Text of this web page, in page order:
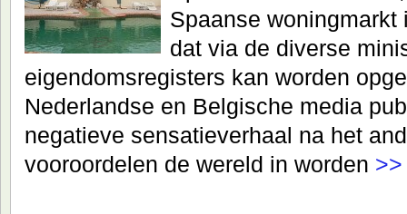
Spaanse
dat via de diverse
eigendomsregisters kan worden
Nederlandse en Belgische media
negatieve sensatieverhaal na het
vooroordelen de wereld in worden